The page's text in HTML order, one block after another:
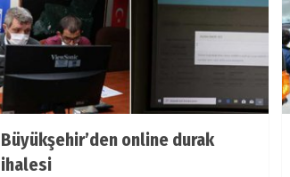
Büyükşehir’den online durak
ihalesi